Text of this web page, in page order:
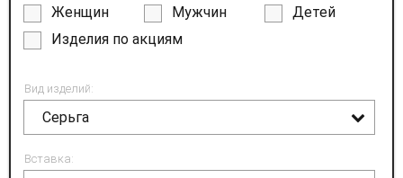
Женщин Мужчин
Детей
Изделия по акциям
Вид изделий:
Серьга
Вставка: